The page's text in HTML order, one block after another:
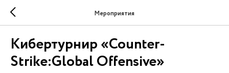
Мероприятия
Кибертурнир «Counter-
Strike:Global Offensive»